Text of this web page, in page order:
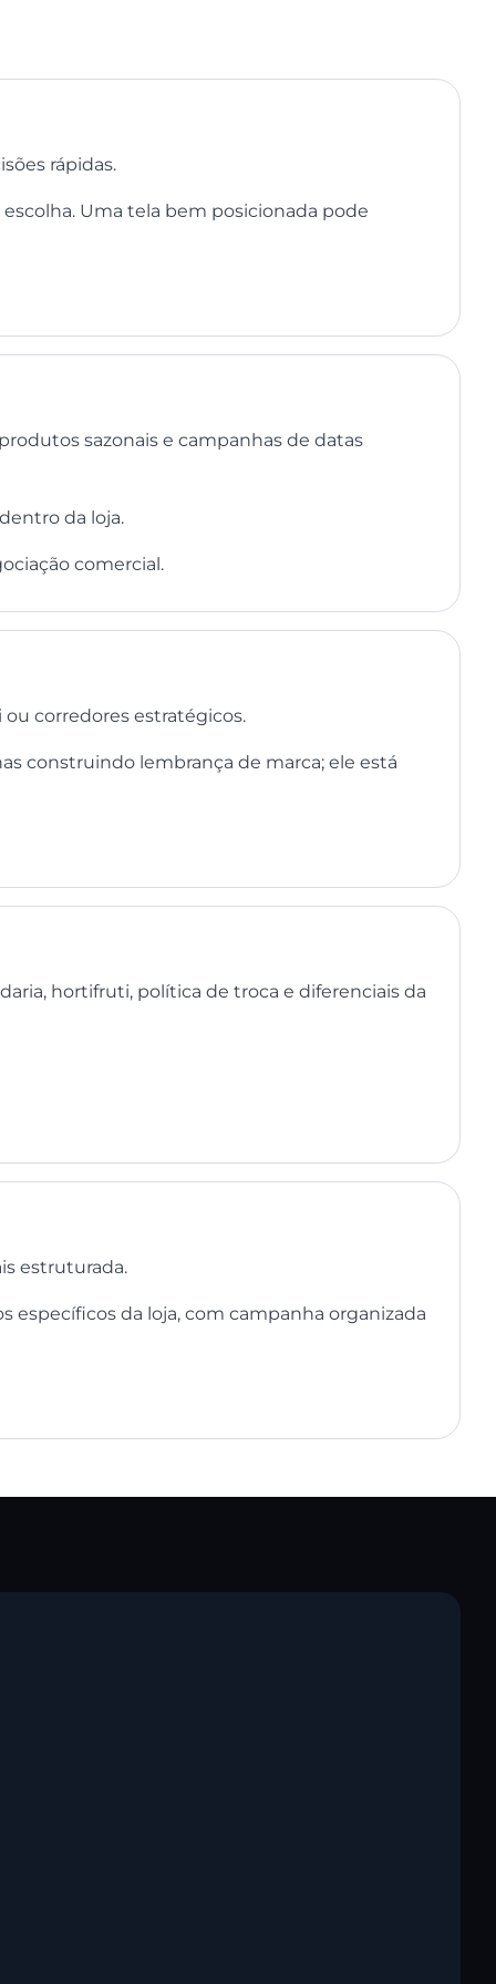
rápidas.
Uma tela bem posicionada pode
sazonais e campanhas de datas
da loja.
comercial.
corredores estratégicos.
construindo lembrança de marca; ele está
hortifruti, política de troca e diferenciais da
estruturada.
específicos da loja, com campanha organizada